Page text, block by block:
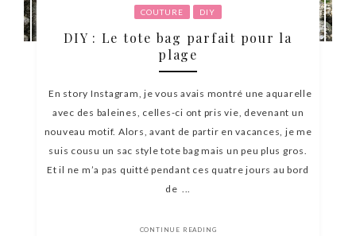
COUTURE DIY
DIY : Le tote bag parfait pour la
plage
En story Instagram, je vous avais montré une aquarelle
avec des baleines, celles-ci ont pris vie, devenant un
nouveau motif. Alors, avant de partir en vacances, je me
suis cousu un sac style tote bag mais un peu plus gros.
Et il ne m’a pas quitté pendant ces quatre jours au bord
de ...
CONTINUE READING